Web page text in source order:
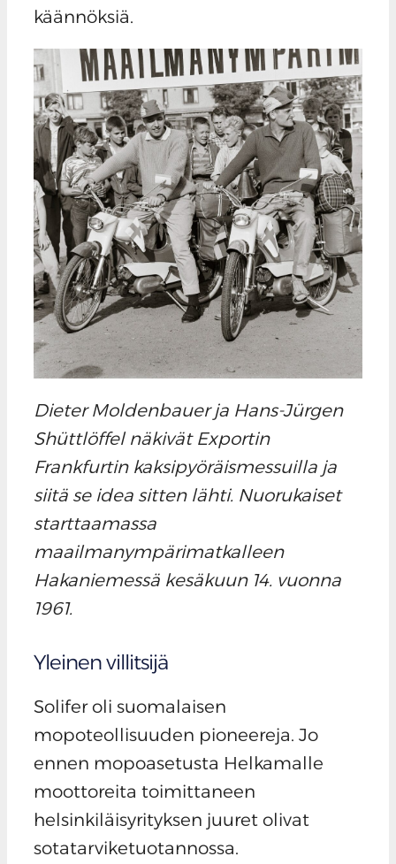
käännöksiä.
Dieter Moldenbauer ja Hans-Jürgen
Shüttlöffel näkivät Exportin
Frankfurtin kaksipyöräismessuilla ja
siitä se idea sitten lähti. Nuorukaiset
starttaamassa
maailmanympärimatkalleen
Hakaniemessä kesäkuun 14. vuonna
1961.
Yleinen villitsijä
Solifer oli suomalaisen
mopoteollisuuden pioneereja. Jo
ennen mopoasetusta Helkamalle
moottoreita toimittaneen
helsinkiläisyrityksen juuret olivat
sotatarviketuotannossa.